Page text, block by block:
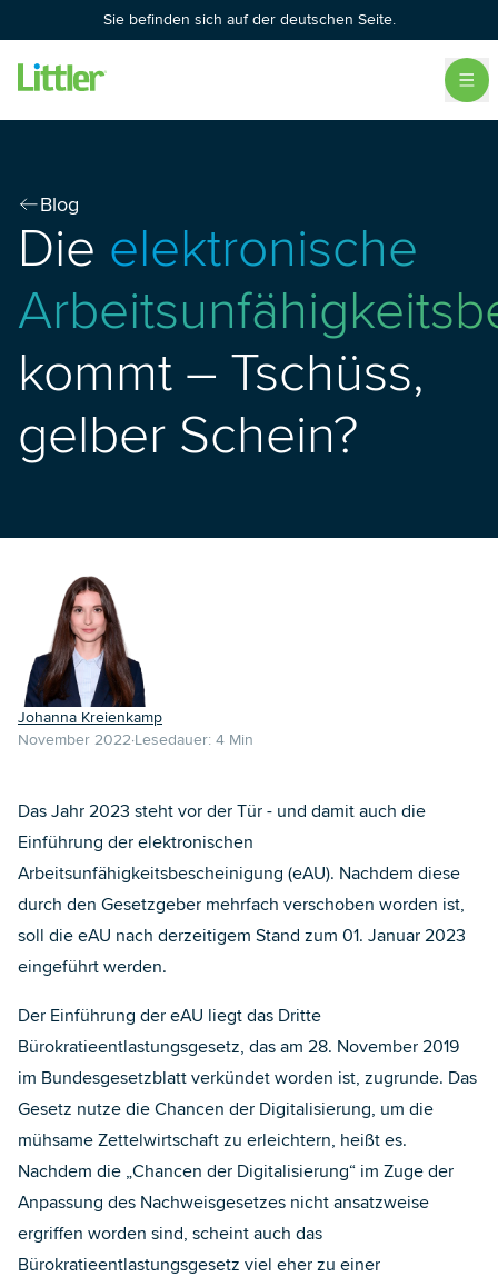
Sie befinden sich auf der deutschen Seite.
Blog
Die elektronische
kommt – Tschüss,
gelber Schein?
Johanna Kreienkamp
November 2022 Lesedauer: 4 Min
Das Jahr 2023 steht vor der Tür - und damit auch die
Einführung der elektronischen
Arbeitsunfähigkeitsbescheinigung (eAU). Nachdem diese
durch den Gesetzgeber mehrfach verschoben worden ist,
soll die eAU nach derzeitigem Stand zum 01. Januar 2023
eingeführt werden.
Der Einführung der eAU liegt das Dritte
Bürokratieentlastungsgesetz, das am 28. November 2019
im Bundesgesetzblatt verkündet worden ist, zugrunde. Das
Gesetz nutze die Chancen der Digitalisierung, um die
mühsame Zettelwirtschaft zu erleichtern, heißt es.
Nachdem die „Chancen der Digitalisierung“ im Zuge der
Anpassung des Nachweisgesetzes nicht ansatzweise
ergriffen worden sind, scheint auch das
Bürokratieentlastungsgesetz viel eher zu einer